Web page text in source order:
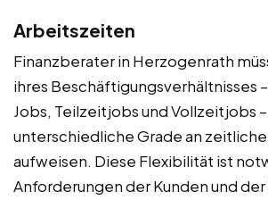
Arbeitszeiten
Finanzberater in Herzogenrath
ihres Beschäftigungsverhältnisses
Jobs, Teilzeitjobs und Vollzeitjobs –
unterschiedliche Grade an
aufweisen. Diese Flexibilität ist
Anforderungen der Kunden und